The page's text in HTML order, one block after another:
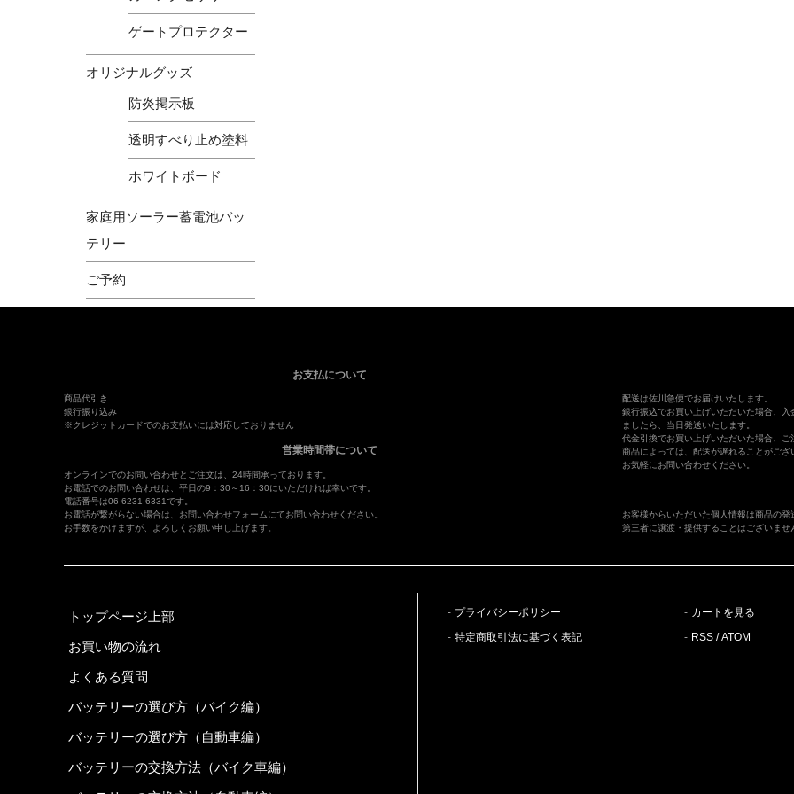
ゲートプロテクター
オリジナルグッズ
防炎掲示板
透明すべり止め塗料
ホワイトボード
家庭用ソーラー蓄電池バッ
テリー
ご予約
お支払について
商品代引き
銀行振り込み
※クレジットカードでのお支払いには対応しておりません
営業時間帯について
オンラインでのお問い合わせとご注文は、24時間承っております。
お電話でのお問い合わせは、平日の9：30～16：30にいただければ幸いです。
電話番号は06-6231-6331です。
お電話が繋がらない場合は、 お問い合わせフォームにてお問い合わせください。
お手数をかけますが、よろしくお願い申し上げます。
配送は佐川急便でお届けいたします。
銀行振込でお買い上げいただいた場合、
ましたら、当日発送いたします。
代金引換でお買い上げいただいた場合、ご
商品によっては、配送が遅れることがご
お気軽にお問い合わせください。
お客様からいただいた個人情報は商品の
第三者に譲渡・提供することはございませ
トップページ上部
お買い物の流れ
よくある質問
バッテリーの選び方（バイク編）
バッテリーの選び方（自動車編）
バッテリーの交換方法（バイク車編）
プライバシーポリシー
特定商取引法に基づく表記
カートを見る
RSS/ATOM